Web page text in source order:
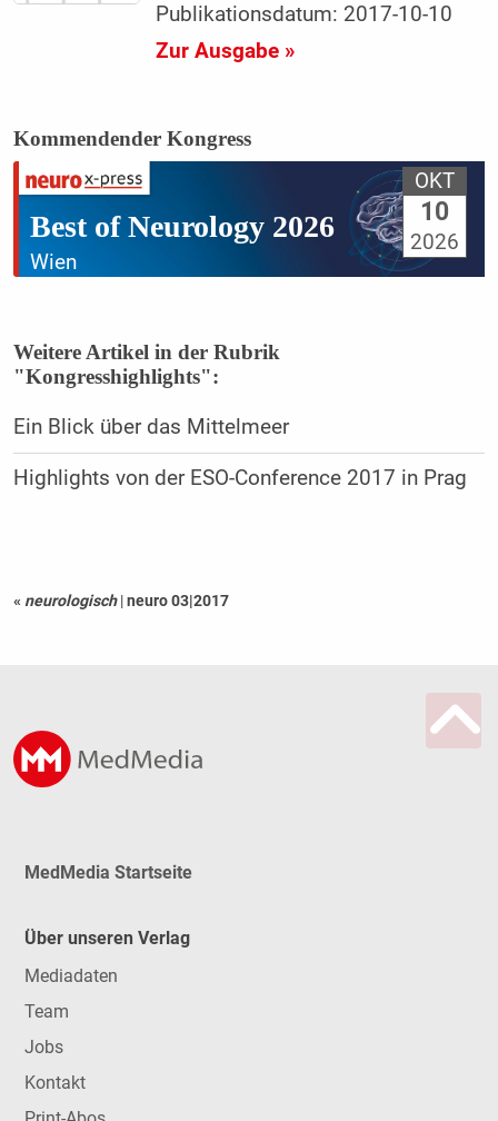
Publikationsdatum: 2017-10-10
Zur Ausgabe »
Kommendender Kongress
Best of Neurology 2026
Wien
OKT
10
2026
Weitere Artikel in der Rubrik
"Kongresshighlights":
Ein Blick über das Mittelmeer
Highlights von der ESO-Conference 2017 in Prag
« neurologisch |neuro 03|2017
MedMedia Startseite
Über unseren Verlag
Mediadaten
Team
Jobs
Kontakt